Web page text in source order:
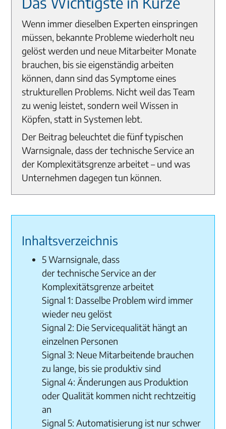
Wenn immer dieselben Experten einspringen
müssen, bekannte Probleme wiederholt neu
gelöst werden und neue Mitarbeiter Monate
brauchen, bis sie eigenständig arbeiten
können, dann sind das Symptome eines
strukturellen Problems. Nicht weil das Team
zu wenig leistet, sondern weil Wissen in
Köpfen, statt in Systemen lebt.
Der Beitrag beleuchtet die fünf typischen
Warnsignale, dass der technische Service an
der Komplexitätsgrenze arbeitet – und was
Unternehmen dagegen tun können.
Inhaltsverzeichnis
5 Warnsignale, dass
der technische Service an der
Komplexitätsgrenze arbeitet
Signal 1: Dasselbe Problem wird immer
wieder neu gelöst
Signal 2: Die Servicequalität hängt an
einzelnen Personen
Signal 3: Neue Mitarbeitende brauchen
zu lange, bis sie produktiv sind
Signal 4: Änderungen aus Produktion
oder Qualität kommen nicht rechtzeitig
an
Signal 5: Automatisierung ist nur schwer